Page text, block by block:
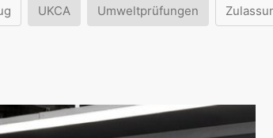
UKCA Umweltprüfungen